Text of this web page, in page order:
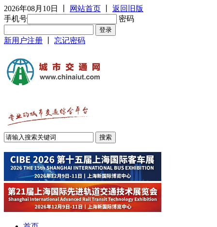
2026年08月10日 网站首页
返回旧版
手机号
密码
新用户注册 忘记密码